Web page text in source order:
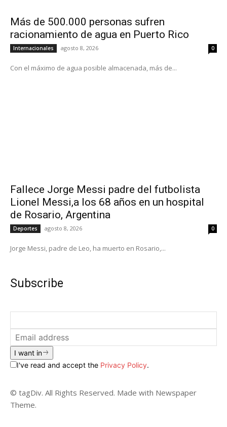
Más de 500.000 personas sufren
racionamiento de agua en Puerto Rico
Internacionales agosto 8, 2026 0
Con el máximo de agua posible almacenada, más de...
Fallece Jorge Messi padre del futbolista
Lionel Messi,a los 68 años en un hospital
de Rosario, Argentina
Deportes agosto 8, 2026 0
Jorge Messi, padre de Leo, ha muerto en Rosario,...
Subscribe
I want in
I've read and accept the Privacy Policy.
© tagDiv. All Rights Reserved. Made with Newspaper
Theme.